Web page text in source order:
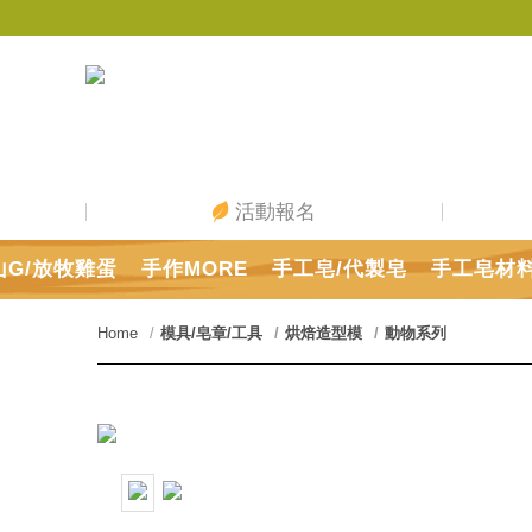
G/放牧雞蛋 手作MORE 手工皂/代製皂 手工皂材
活動報名
Home 模具/皂章/工具 烘焙造型模 動物系列